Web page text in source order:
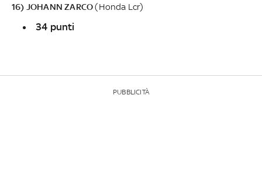
16) JOHANN ZARCO(Honda Lcr)
34 punti
PUBBLICITÀ